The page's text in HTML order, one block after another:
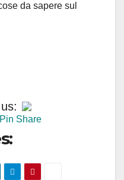
da sapere sul